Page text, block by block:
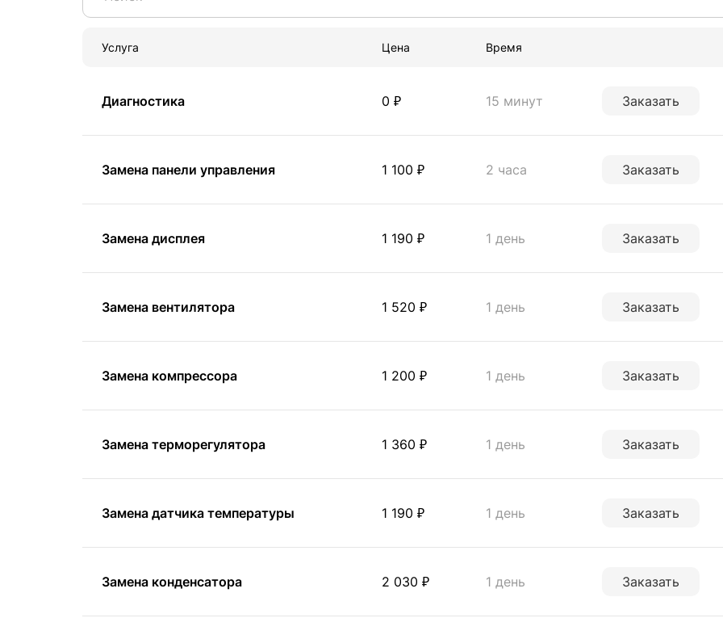
Услуга Цена Время
Диагностика 0 ₽ 15 минут Заказать
Замена панели управления 1 100 ₽ 2 часа Заказать
Замена дисплея 1 190 ₽ 1 день Заказать
Замена вентилятора 1 520 ₽ 1 день Заказать
Замена компрессора 1 200 ₽ 1 день Заказать
Замена терморегулятора 1 360 ₽ 1 день Заказать
Замена датчика температуры 1 190 ₽ 1 день Заказать
Замена конденсатора 2 030 ₽ 1 день Заказать